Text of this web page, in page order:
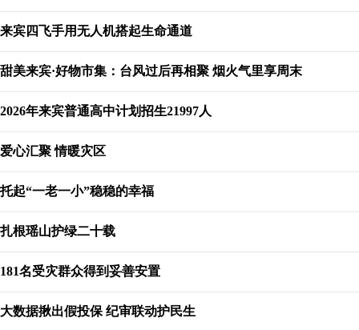
来宾四飞手用无人机搭起生命通道
甜美来宾·好物市集：台风过后再相聚 烟火气里享周末
2026年来宾普通高中计划招生21997人
爱心汇聚 情暖灾区
托起“一老一小”稳稳的幸福
扎根瑶山护绿二十载
181名受灾群众得到妥善安置
大数据揪出假投保 纪审联动护民生